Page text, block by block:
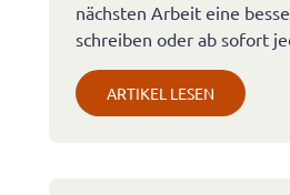
nächsten Arbeit eine
schreiben oder ab sofort
ARTIKEL LESEN